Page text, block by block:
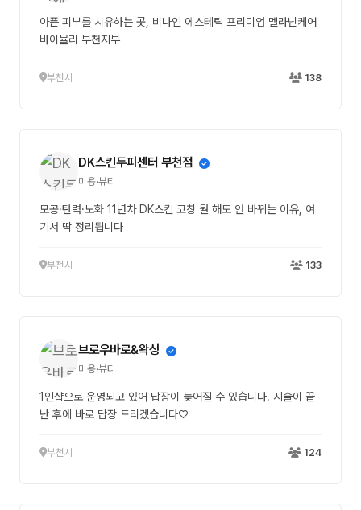
아픈 피부를 치유하는 곳, 비나인 에스테틱 프리미엄 멜라닌케어
바이뮬리 부천지부
부천시 138
DK스킨두피센터 부천점
미용·뷰티
모공·탄력·노화 11년차 DK스킨 코칭 뭘 해도 안 바뀌는 이유, 여
기서 딱 정리됩니다
부천시 133
브로우바로&왁싱
미용·뷰티
1인샵으로 운영되고 있어 답장이 늦어질 수 있습니다. 시술이 끝
난 후에 바로 답장 드리겠습니다♡
부천시 124